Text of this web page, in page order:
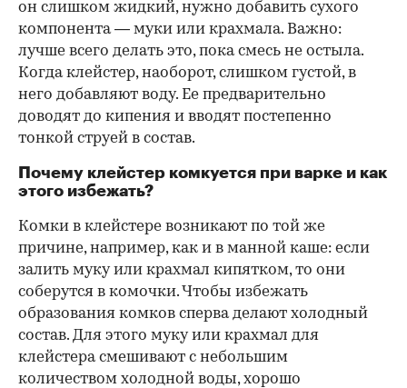
он слишком жидкий, нужно добавить сухого
компонента — муки или крахмала. Важно:
лучше всего делать это, пока смесь не остыла.
Когда клейстер, наоборот, слишком густой, в
него добавляют воду. Ее предварительно
доводят до кипения и вводят постепенно
тонкой струей в состав.
Почему клейстер комкуется при варке и как
этого избежать?
Комки в клейстере возникают по той же
причине, например, как и в манной каше: если
залить муку или крахмал кипятком, то они
соберутся в комочки. Чтобы избежать
образования комков сперва делают холодный
состав. Для этого муку или крахмал для
клейстера смешивают с небольшим
количеством холодной воды, хорошо